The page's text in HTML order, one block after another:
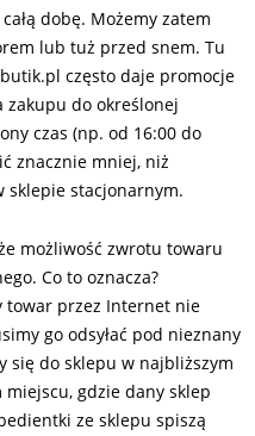
dobę. Możemy zatem
lub tuż przed snem. Tu
często daje promocje
zakupu do określonej
czas (np. od 16:00 do
znacznie mniej, niż
sklepie stacjonarnym.
możliwość zwrotu towaru
Co to oznacza?
towar przez Internet nie
go odsyłać pod nieznany
się do sklepu w najbliższym
gdzie dany sklep
ze sklepu spiszą